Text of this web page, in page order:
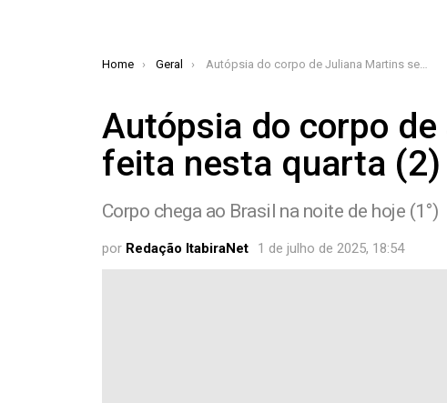
You are here:
Home Geral Autópsia do corpo de Juliana Martins será feita nesta quarta (2)
Autópsia do corpo
feita nesta quarta (2)
Corpo chega ao Brasil na noite de hoje (1°)
por Redação ItabiraNet 1 de julho de 2025, 18:54